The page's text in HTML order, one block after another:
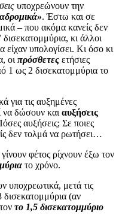
υποχρεώνουν την
. Έστω και σε
– που ακόμα κανείς δεν
δισεκατομμύρια, κι άλλοι
είχαν υπολογίσει. Κι όσο κι
οι πρόσθετες ετήσιες
1 ως 2 δισεκατομμύρια το
για τις αυξημένες
να δώσουν και αυξήσεις
αυξήσεις; Σε ποιες
δεν τολμά να ρωτήσει…
φέτος ρίχνουν έξω τον
το χρόνο.
υποχρεωτικά, μετά τις
δισεκατομμύρια (αν
το 1,5 δισεκατομμύριο